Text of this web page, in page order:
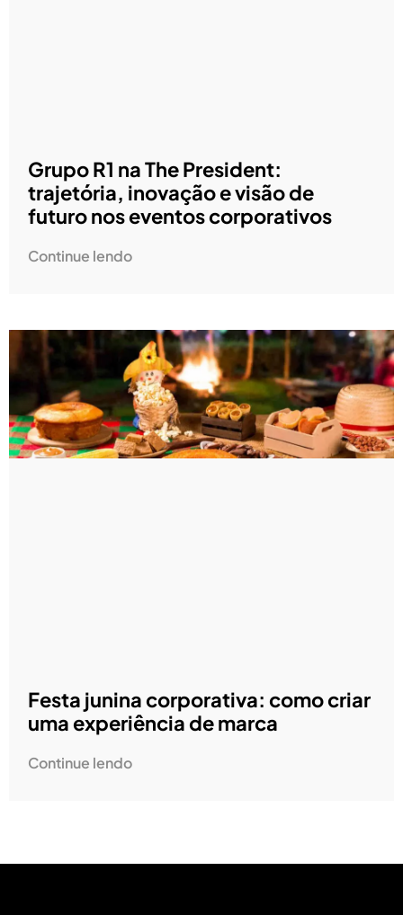
Grupo R1 na The President:
trajetória, inovação e visão de
futuro nos eventos corporativos
Continue lendo
Festa junina corporativa: como criar
uma experiência de marca
Continue lendo